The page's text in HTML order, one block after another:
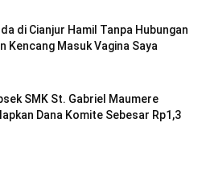
di Cianjur Hamil Tanpa Hubungan
Kencang Masuk Vagina Saya
SMK St. Gabriel Maumere
Dana Komite Sebesar Rp1,3